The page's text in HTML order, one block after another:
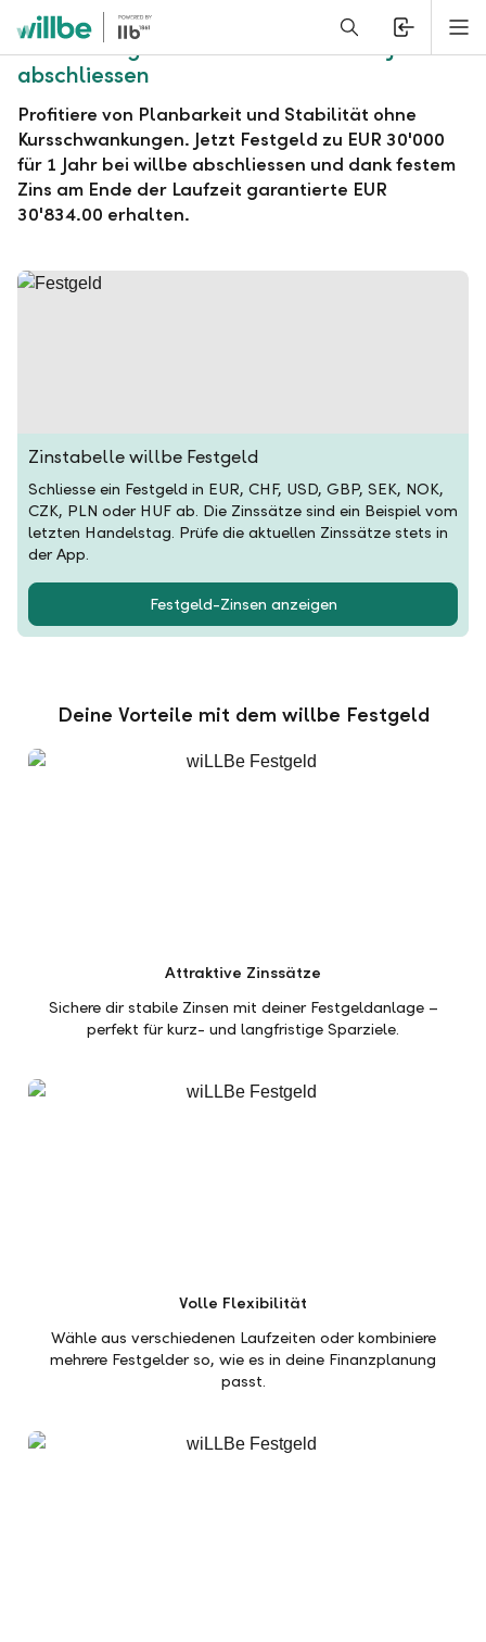
Alerts.Headline
willbe Festgeld zu EUR 30'000 für 1 Jahr
abschliessen
Profitiere von Planbarkeit und Stabilität ohne
Kursschwankungen. Jetzt Festgeld zu EUR 30'000
für 1 Jahr bei willbe abschliessen und dank festem
Zins am Ende der Laufzeit garantierte EUR
30'834.00 erhalten.
Zinstabelle willbe Festgeld
Schliesse ein Festgeld in EUR, CHF, USD, GBP, SEK, NOK,
CZK, PLN oder HUF ab. Die Zinssätze sind ein Beispiel vom
letzten Handelstag. Prüfe die aktuellen Zinssätze stets in
der App.
Festgeld-Zinsen anzeigen
Deine Vorteile mit dem willbe Festgeld
Attraktive Zinssätze
Sichere dir stabile Zinsen mit deiner Festgeldanlage –
perfekt für kurz- und langfristige Sparziele.
Volle Flexibilität
Wähle aus verschiedenen Laufzeiten oder kombiniere
mehrere Festgelder so, wie es in deine Finanzplanung
passt.